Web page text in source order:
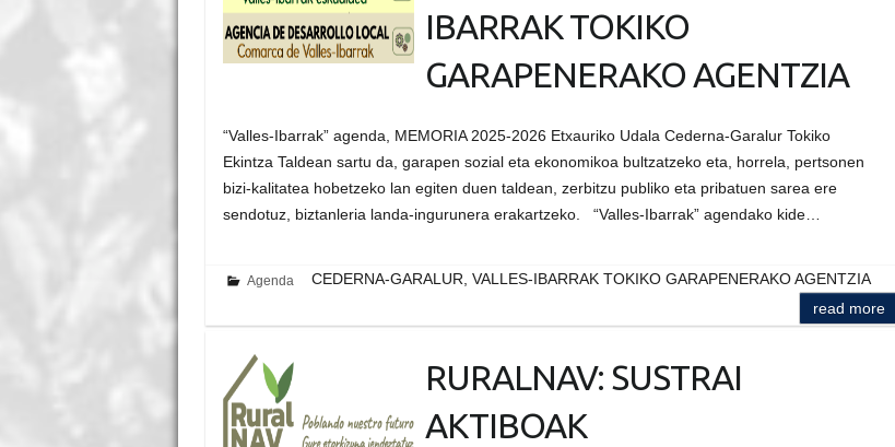
IBARRAK TOKIKO
GARAPENERAKO AGENTZIA
“Valles-Ibarrak” agenda, MEMORIA 2025-2026 Etxauriko Udala Cederna-Garalur Tokiko
Ekintza Taldean sartu da, garapen sozial eta ekonomikoa bultzatzeko eta, horrela, pertsonen
bizi-kalitatea hobetzeko lan egiten duen taldean, zerbitzu publiko eta pribatuen sarea ere
sendotuz, biztanleria landa-ingurunera erakartzeko. “Valles-Ibarrak” agendako kide…
Agenda
CEDERNA-GARALUR, VALLES-IBARRAK TOKIKO GARAPENERAKO AGENTZIA
read more
RURALNAV: SUSTRAI
AKTIBOAK